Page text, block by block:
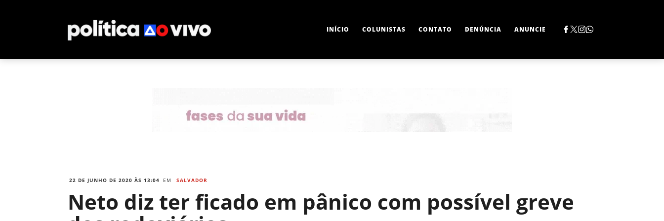
INÍCIO COLUNISTAS CONTATO DENÚNCIA ANUNCIE
22 DE JUNHO DE 2020 ÀS 13:04 EM SALVADOR
Neto diz ter ficado em pânico com possível greve